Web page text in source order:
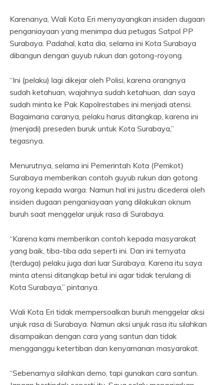
Karenanya, Wali Kota Eri menyayangkan insiden dugaan
penganiayaan yang menimpa dua petugas Satpol PP
Surabaya. Padahal, kata dia, selama ini Kota Surabaya
dibangun dengan guyub rukun dan gotong-royong.
“Ini (pelaku) lagi dikejar oleh Polisi, karena orangnya
sudah ketahuan, wajahnya sudah ketahuan, dan saya
sudah minta ke Pak Kapolrestabes ini menjadi atensi.
Bagaimana caranya, pelaku harus ditangkap, karena ini
(menjadi) preseden buruk untuk Kota Surabaya,”
tegasnya.
Menurutnya, selama ini Pemerintah Kota (Pemkot)
Surabaya memberikan contoh guyub rukun dan gotong
royong kepada warga. Namun hal ini justru dicederai oleh
insiden dugaan penganiayaan yang dilakukan oknum
buruh saat menggelar unjuk rasa di Surabaya.
“Karena kami memberikan contoh kepada masyarakat
yang baik, tiba-tiba ada seperti ini. Dan ini ternyata
(terduga) pelaku juga dari luar Surabaya. Karena itu saya
minta atensi ditangkap betul ini agar tidak terulang di
Kota Surabaya,” pintanya.
Wali Kota Eri tidak mempersoalkan buruh menggelar aksi
unjuk rasa di Surabaya. Namun aksi unjuk rasa itu silahkan
disampaikan dengan cara yang santun dan tidak
mengganggu ketertiban dan kenyamanan masyarakat.
“Sebenarnya silahkan demo, tapi gunakan cara santun.